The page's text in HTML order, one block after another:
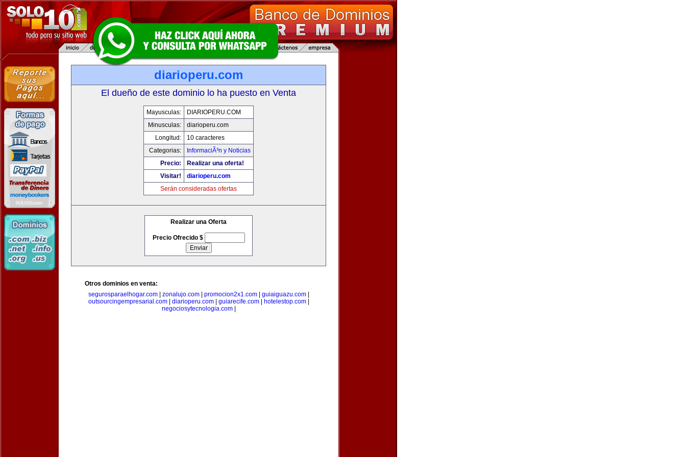
diarioperu.com
El dueño de este dominio lo ha puesto en Venta
Mayusculas:
DIARIOPERU.COM
Minusculas:
diarioperu.com
Longitud:
10 caracteres
Categorias:
InformaciÃ³n y Noticias
Precio:
Realizar una oferta!
Visitar!
diarioperu.com
Serán consideradas ofertas
Realizar una Oferta
Precio Ofrecido $
Otros dominios en venta:
segurosparaelhogar.com| zonalujo.com| promocion2x1.com| guiaiguazu.com|
outsourcingempresarial.com| diarioperu.com| guiarecife.com| hotelestop.com|
negociosytecnologia.com|